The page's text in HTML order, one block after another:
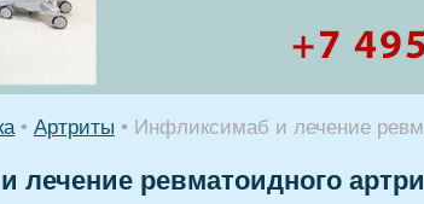
• Артриты • Инфликсимаб и лечение
лечение ревматоидного